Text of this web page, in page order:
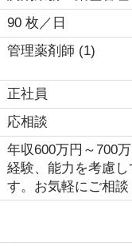
90 枚／日
管理薬剤師 (1)
正社員
応相談
年収600万円～700
経験、能力を考慮し
す。お気軽にご相談